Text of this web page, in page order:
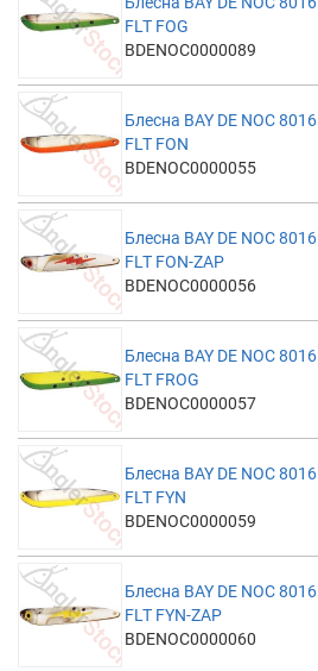
FLT FOG
BDENOC0000089
Блесна BAY DE NOC 8016
FLT FON
BDENOC0000055
Блесна BAY DE NOC 8016
FLT FON-ZAP
BDENOC0000056
Блесна BAY DE NOC 8016
FLT FROG
BDENOC0000057
Блесна BAY DE NOC 8016
FLT FYN
BDENOC0000059
Блесна BAY DE NOC 8016
FLT FYN-ZAP
BDENOC0000060